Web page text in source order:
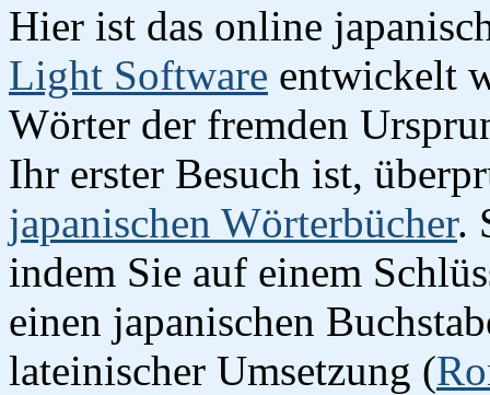
Hier ist das online
Light Software entwickelt
Wörter der fremden
Ihr erster Besuch ist,
japanischen Wörterbücher.
indem Sie auf einem
einen japanischen
lateinischer Umsetzung (